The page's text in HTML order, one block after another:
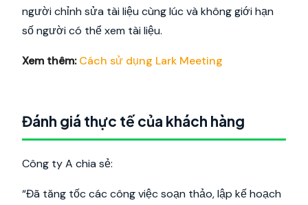
người chỉnh sửa tài liệu cùng lúc và không giới hạn
số người có thể xem tài liệu.
Xem thêm: Cách sử dụng Lark Meeting
Đánh giá thực tế của khách hàng
Công ty A chia sẻ:
“Đã tăng tốc các công việc soạn thảo, lập kế hoạch